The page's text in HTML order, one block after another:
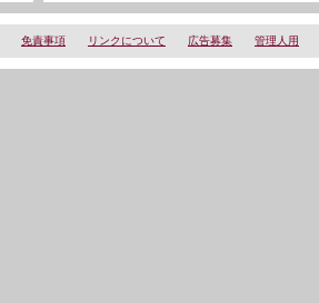
免責事項 リンクについて 広告募集 管理人用